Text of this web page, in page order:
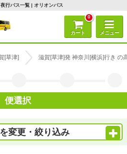
行バス一覧 | オリオンバス
0
カート メニュー
[草津] 滋賀[草津]発 神奈川[横浜]行き の
便選択
変更・絞り込み